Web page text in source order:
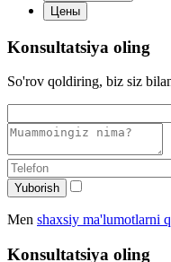
Цены
Konsultatsiya oling
So'rov qoldiring, biz siz
Yuborish
Men shaxsiy ma'lumotlarni
Konsultatsiya oling